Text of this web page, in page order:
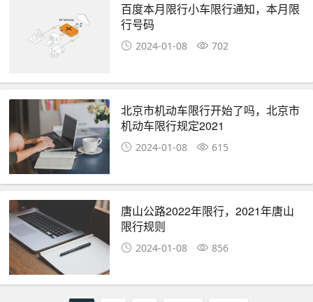
百度本月限行小车限行通知，本月限
行号码
2024-01-08 702
北京市机动车限行开始了吗，北京市
机动车限行规定2021
2024-01-08 615
唐山公路2022年限行，2021年唐山
限行规则
2024-01-08 856